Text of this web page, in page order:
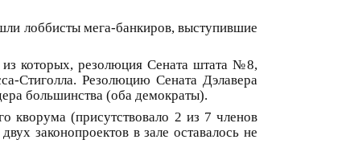
лоббисты мега-банкиров, выступившие
из которых, резолюция Сената штата №8,
Стиголла. Резолюцию Сената Дэлавера
большинства (оба демократы).
кворума (присутствовало 2 из 7 членов
законопроектов в зале оставалось не